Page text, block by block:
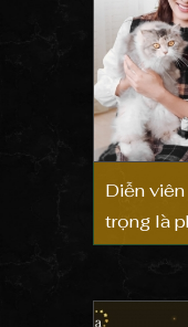
Diễn
trọng là